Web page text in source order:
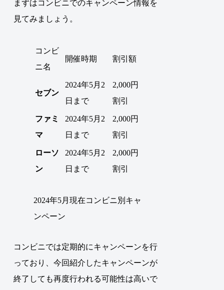
まずはコンビニでのキャンペーン情報を
見てみましょう。
コンビ
ニ名
開催時期 割引額
セブン
2024年5月2
日まで
2,000円
割引
ファミ
マ
2024年5月2
日まで
2,000円
割引
ローソ
ン
2024年5月2
日まで
2,000円
割引
2024年5月現在コンビニ別キャ
ンペーン
コンビニでは定期的にキャンペーンを行
っており、今回紹介したキャンペーンが
終了しても再度行われる可能性は高いで